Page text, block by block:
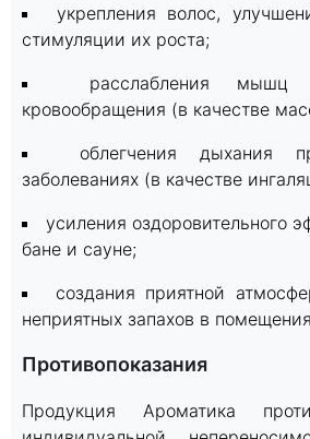
укрепления волос,
стимуляции их роста;
расслабления мышц
кровообращения (в качестве
облегчения дыхания
заболеваниях (в качестве
усиления оздоровительного
бане и сауне;
создания приятной
неприятных запахов в
Противопоказания
Продукция Ароматика